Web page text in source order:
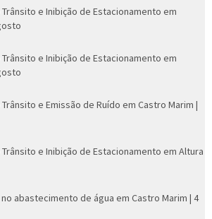
e Inibição de Estacionamento em
e Inibição de Estacionamento em
e Emissão de Ruído em Castro Marim |
e Inibição de Estacionamento em Altura
abastecimento de água em Castro Marim | 4